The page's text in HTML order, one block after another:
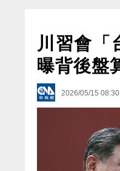
川習會「
曝背後盤
2026/05/15 08:30